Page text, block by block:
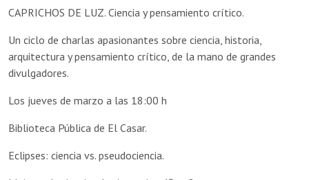
CAPRICHOS DE LUZ. Ciencia y pensamiento crítico.
Un ciclo de charlas apasionantes sobre ciencia, historia,
arquitectura y pensamiento crítico, de la mano de grandes
divulgadores.
Los jueves de marzo a las 18:00 h
Biblioteca Pública de El Casar.
Eclipses: ciencia vs. pseudociencia.